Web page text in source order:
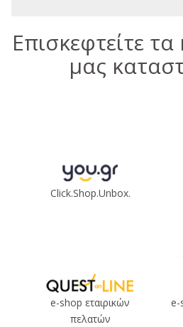
Επισκεφτείτε
μας
Click.Shop.Unbox.
e-shop εταιρικών
πελατών
e-